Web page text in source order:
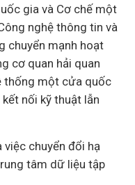
gia và Cơ chế một
nghệ thông tin và
chuyển mạnh hoạt
cơ quan hải quan
thống một cửa quốc
nối kỹ thuật lẫn
chuyển đổi hạ
tâm dữ liệu tập